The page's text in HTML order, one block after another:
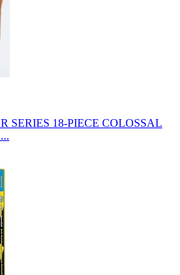
SERIES 18-PIECE COLOSSAL